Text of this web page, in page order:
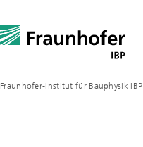
Fraunhofer-Institut für Bauphysik IBP